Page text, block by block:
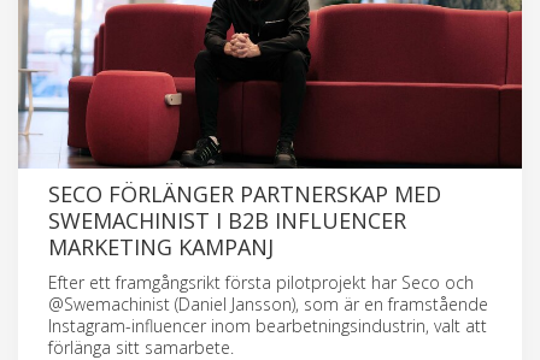
SECO FÖRLÄNGER PARTNERSKAP MED
SWEMACHINIST I B2B INFLUENCER
MARKETING KAMPANJ
Efter ett framgångsrikt första pilotprojekt har Seco och
@Swemachinist (Daniel Jansson), som är en framstående
Instagram-influencer inom bearbetningsindustrin, valt att
förlänga sitt samarbete.